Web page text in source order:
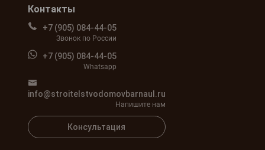
Контакты
+7 (905) 084-44-05
Звонок по России
+7 (905) 084-44-05
Whatsapp
info@stroitelstvodomovbarnaul.ru
Напишите нам
Консультация